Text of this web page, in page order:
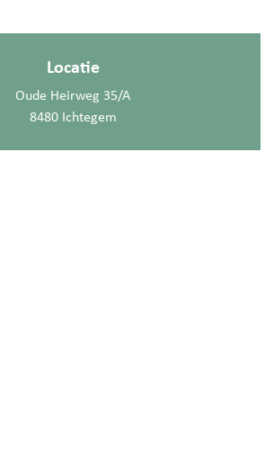
Locatie
Oude Heirweg 35/A
8480 Ichtegem